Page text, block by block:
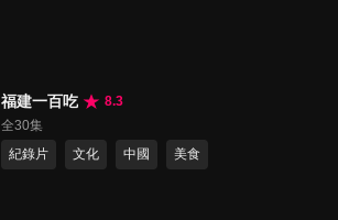
福建一百吃
8.3
全30集
紀錄片
文化 中國 美食